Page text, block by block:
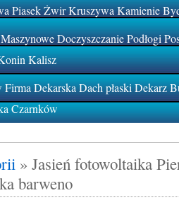
Piasek Żwir Kruszywa Kamienie
Doczyszczanie Podłogi
Kalisz
Dekarska Dach płaski Dekarz
Czarnków
»Jasień fotowoltaika
barweno